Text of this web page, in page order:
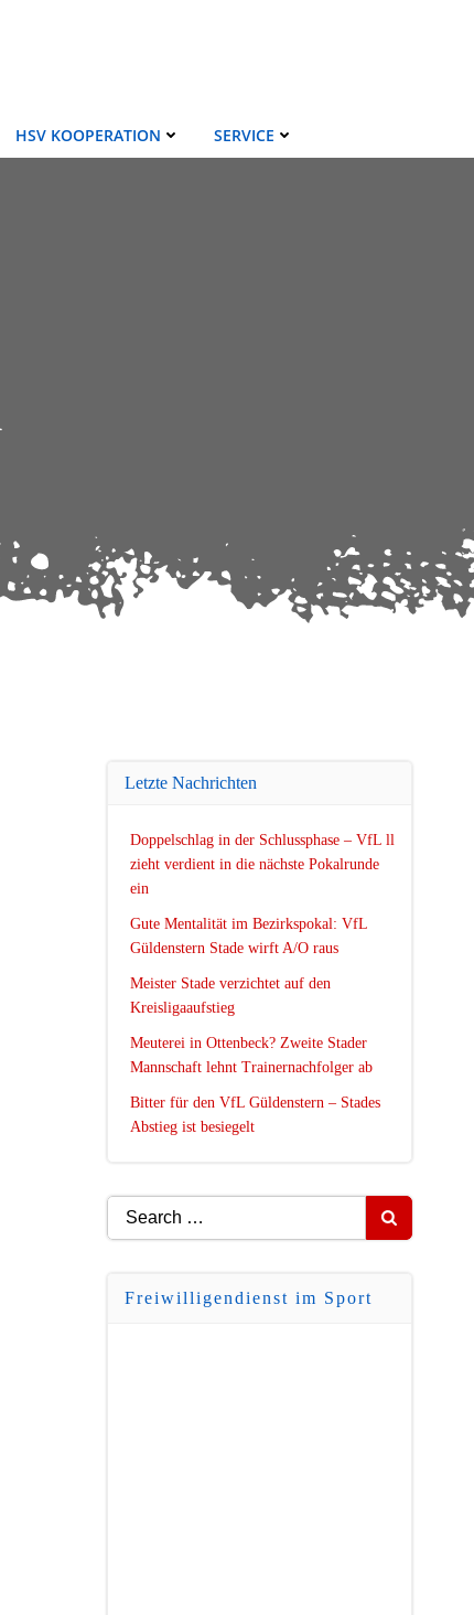
HSV KOOPERATION SERVICE
Letzte Nachrichten
Doppelschlag in der Schlussphase – VfL ll
zieht verdient in die nächste Pokalrunde
ein
Gute Mentalität im Bezirkspokal: VfL
Güldenstern Stade wirft A/O raus
Meister Stade verzichtet auf den
Kreisligaaufstieg
Meuterei in Ottenbeck? Zweite Stader
Mannschaft lehnt Trainernachfolger ab
Bitter für den VfL Güldenstern – Stades
Abstieg ist besiegelt
Search
for:
Freiwilligendienst im Sport